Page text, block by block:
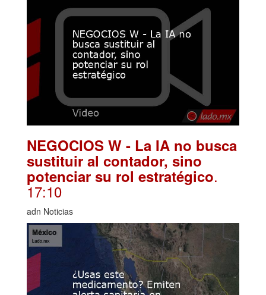
NEGOCIOS W - La IA no busca
sustituir al contador, sino
potenciar su rol estratégico.
17:10
adn Noticias